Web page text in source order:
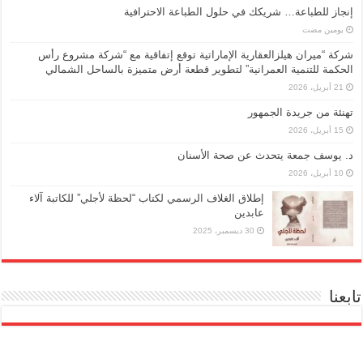
إنجاز للطباعة… شريكك في حلول الطباعة الاحترافية
‏يومين مضت
شركة “ميران هيلزالعقارية الإماراتية توقع إتفاقية مع “شركة مشروع رأس
الحكمة للتنمية العمرانية” لتطوير قطعة أرض متميزة بالساحل الشمالي
21 أبريل، 2026
تهنئة من جريدة الجمهور
15 أبريل، 2026
د. يوسف جمعة يتحدث عن صحة الأسنان
10 أبريل، 2026
إطلاق الغلاف الرسمي لكتاب “لحظة لأجلي” للكاتبة آلاء
عابدين
30 ديسمبر، 2025
تابعنا